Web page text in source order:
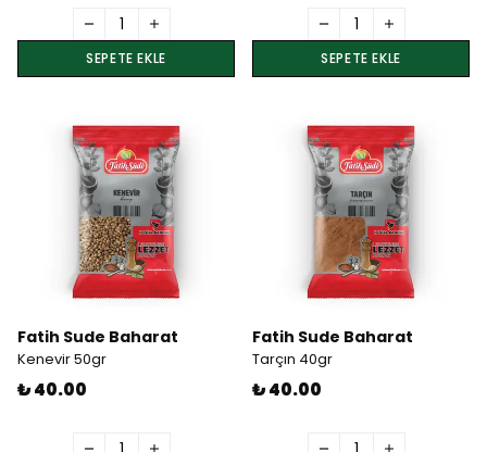
SEPETE EKLE SEPETE EKLE
Fatih Sude Baharat
Kenevir 50gr
₺ 40.00
Fatih Sude Baharat
Tarçın 40gr
₺ 40.00